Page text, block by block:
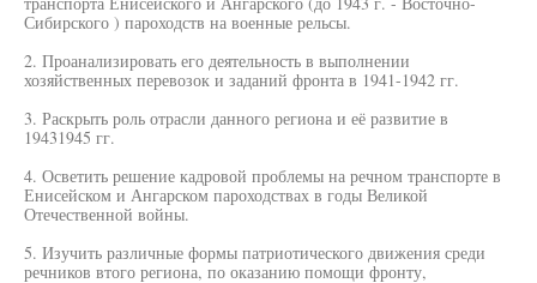
Сибирского ) пароходств на военные рельсы.
2. Проанализировать его деятельность в выполнении
хозяйственных перевозок и заданий фронта в 1941-1942 гг.
3. Раскрыть роль отрасли данного региона и её развитие в
19431945 гг.
4. Осветить решение кадровой проблемы на речном транспорте в
Енисейском и Ангарском пароходствах в годы Великой
Отечественной войны.
5. Изучить различные формы патриотического движения среди
речников втого региона, по оказанию помощи фронту,